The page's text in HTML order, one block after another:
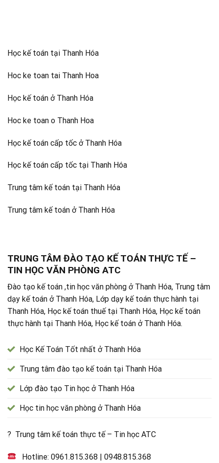
Học kế toán tại Thanh Hóa
Hoc ke toan tai Thanh Hoa
Học kế toán ở Thanh Hóa
Hoc ke toan o Thanh Hoa
Học kế toán cấp tốc ở Thanh Hóa
Học kế toán cấp tốc tại Thanh Hóa
Trung tâm kế toán tại Thanh Hóa
Trung tâm kế toán ở Thanh Hóa
TRUNG TÂM ĐÀO TẠO KẾ TOÁN THỰC TẾ –
TIN HỌC VĂN PHÒNG ATC
Đào tạo kế toán ,tin học văn phòng ở Thanh Hóa, Trung tâm
dạy kế toán ở Thanh Hóa, Lớp dạy kế toán thực hành tại
Thanh Hóa, Học kế toán thuế tại Thanh Hóa, Học kế toán
thực hành tại Thanh Hóa, Học kế toán ở Thanh Hóa.
Học Kế Toán Tốt nhất ở Thanh Hóa
Trung tâm đào tạo kế toán tại Thanh Hóa
Lớp đào tạo Tin học ở Thanh Hóa
Học tin học văn phòng ở Thanh Hóa
? Trung tâm kế toán thực tế – Tin học ATC
Hotline:0961.815.368 |0948.815.368